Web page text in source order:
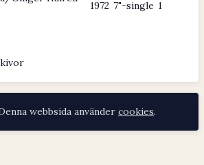
1972 7"-single 1
webbsida använder cookies.